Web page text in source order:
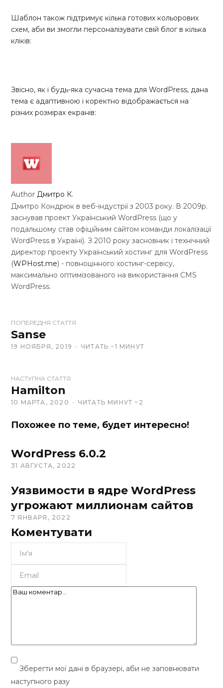
Шаблон також підтримує кілька готових кольорових
схем, аби ви змогли персоналізувати свій блог в кілька
кліків:
Звісно, як і будь-яка сучасна тема для WordPress, дана
тема є адаптивною і коректно відображається на
різних розмірах екранів:
Author Дмитро К.
Дмитро Кондрюк в веб-індустрії з 2003 року. В 2009р.
заснував проект Український WordPress (що у
подальшому став офіційним сайтом команди локалізації
WordPress в Україні). З 2010 року засновник і технічний
директор проекту Український хостинг для WordPress
(WPHost.me) - повноцінного хостинг-сервісу,
максимально оптимізованого на використання CMS
WordPress.
e
b
s
t
e
ПОПЕРЕДНЯ СТАТТЯ
Sanse
19 НОЯБРЯ, 2019 ЧИТАТЬ ~1 МИНУТ
НАСТУПНА СТАТТЯ
Hamilton
10 МАРТА, 2020 ЧИТАТЬ МИНУТ ~2
Похожее по теме, будет интересно!
WordPress 6.0.2
31 АВГУСТА, 2022
Уязвимости в ядре WordPress
угрожают миллионам сайтов
7 ЯНВАРЯ, 2022
Коментувати
Зберегти мої дані в браузері, аби не заповнювати
наступного разу